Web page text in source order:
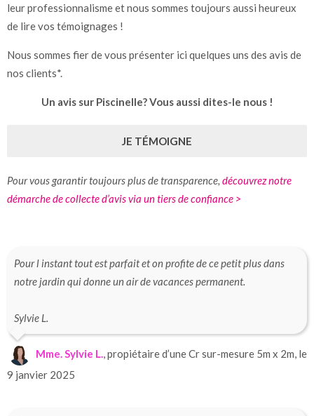
leur professionnalisme et nous sommes toujours aussi heureux
de lire vos témoignages !
Nous sommes fier de vous présenter ici quelques uns des avis de
nos clients*.
Un avis sur Piscinelle? Vous aussi dites-le nous !
JE TÉMOIGNE
Pour vous garantir toujours plus de transparence, découvrez notre
démarche de collecte d’avis via un tiers de confiance >
Pour l instant tout est parfait et on profite de ce petit plus dans
notre jardin qui donne un air de vacances permanent.
Sylvie L.
Mme. Sylvie L., propiétaire d’une Cr sur-mesure 5m x 2m, le
9 janvier 2025